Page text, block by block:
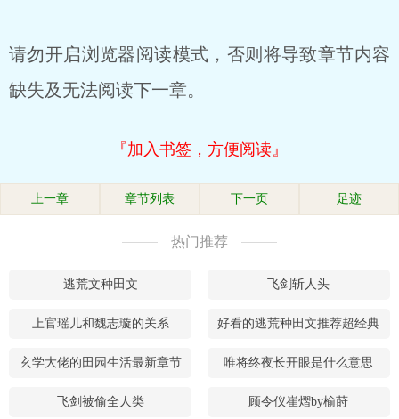
请勿开启浏览器阅读模式，否则将导致章节内容
缺失及无法阅读下一章。
『加入书签，方便阅读』
上一章 章节列表 下一页 足迹
热门推荐
逃荒文种田文 飞剑斩人头
上官瑶儿和魏志璇的关系 好看的逃荒种田文推荐超经典
玄学大佬的田园生活最新章节 唯将终夜长开眼是什么意思
飞剑被偷全人类 顾令仪崔熠by榆莳